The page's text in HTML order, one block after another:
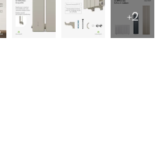
+2